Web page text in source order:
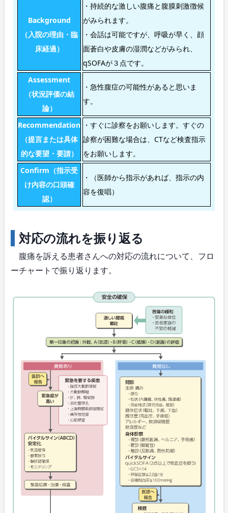
Background
（入院の理由・臨
床経過）
・持続的な激しい腹痛と腹膜刺激徴候
がみられます。
・会話は可能ですが、呼吸が早く、顔
面蒼白や皮膚の湿潤などがみられ、
qSOFAが３点です。
Assessment
（状況評価の結
論）
・急性腹症の可能性があると思いま
す。
Recommendation
（提言または具体
的な要望・要請）
・すぐに診察をお願いします。すぐの
診察が困難な場合は、CTなど検査指示
をお願いします。
Confirm（指示受
け内容の口頭確
認）
・（医師から指示があれば、指示の内
容を復唱）
対応の流れを振り返る
腹痛を訴える患者さんへの対応の流れについて、フロ
ーチャートで振り返ります。